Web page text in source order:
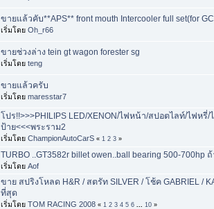
ขายแล้วคับ**APS** front mouth Intercooler full set(for
เริ่มโดย Oh_r66
ขายช่วงล่าง tein gt wagon forester sg
เริ่มโดย teng
ขายแล้วครับ
เริ่มโดย maresstar7
โปร!!>>>PHILIPS LED/XENON/ไฟหน้า/สปอตไลท์/ไฟหรี่/
ป้าย<<<พระราม2
เริ่มโดย ChampionAutoCarS « 1 2 3 »
TURBO ..GT3582r billet owen..ball bearing 500-700hp
เริ่มโดย Aof
ขาย สปริงโหลด H&R / สตรัท SILVER / โช้ค GABRIEL /
ที่สุด
เริ่มโดย TOM RACING 2008 « 1 2 3 4 5 6 10 »